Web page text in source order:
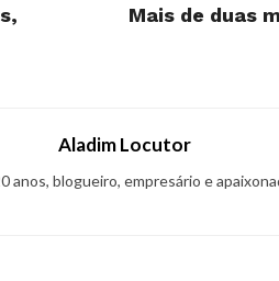
Mais de duas
Aladim Locutor
anos, blogueiro, empresário e